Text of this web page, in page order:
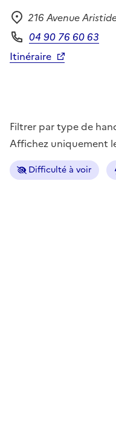
Adresse
216 Avenue
Téléphone
04 90 76 60 63
Itinéraire
Filtrer par type de
Affichez uniquement
Difficulté à voir